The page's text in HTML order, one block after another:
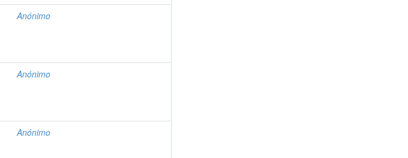
Anónimo
Anónimo
Anónimo